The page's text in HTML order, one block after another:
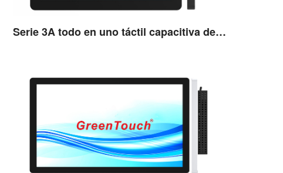
Ver detalles
Serie 3A todo en uno táctil capacitiva de 15''